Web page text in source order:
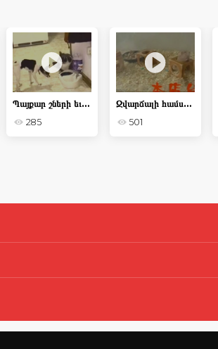
Պայքար շների եւ կատվի դեմ
285
Զվարճալի համստերներ
501